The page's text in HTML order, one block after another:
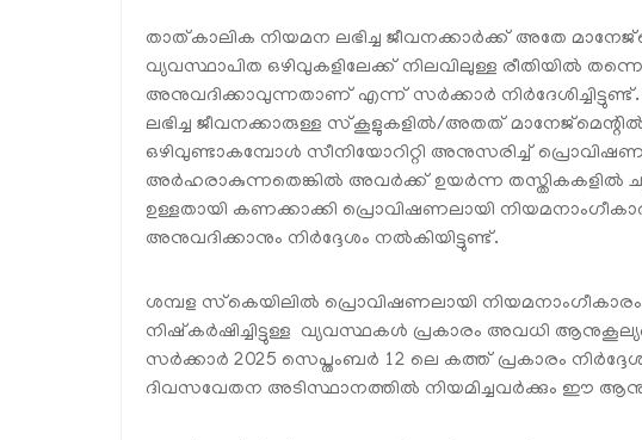
താത്കാലിക നിയമന ലഭിച്ച ജീവനക്കാർക്ക് അതേ
വ്യവസ്ഥാപിത ഒഴിവുകളിലേക്ക് നിലവിലുള്ള രീതിയിൽ
അനുവദിക്കാവുന്നതാണ് എന്ന് സർക്കാർ
ലഭിച്ച ജീവനക്കാരുള്ള സ്‌കൂളുകളിൽ/അതത്
ഒഴിവുണ്ടാകമ്പോൾ സീനിയോറിറ്റി അനുസരിച്ച്
അർഹരാകുന്നതെങ്കിൽ അവർക്ക് ഉയർന്ന തസ്തികകളിൽ
ഉള്ളതായി കണക്കാക്കി പ്രൊവിഷണലായി
അനുവദിക്കാനും നിർദ്ദേശം നൽകിയിട്ടുണ്ട്.
ശമ്പള സ്‌കെയിലിൽ പ്രൊവിഷണലായി
നിഷ്‌കർഷിച്ചിട്ടുള്ള വ്യവസ്ഥകൾ പ്രകാരം അവധി
സർക്കാർ 2025 സെപ്തംബർ 12 ലെ കത്ത് പ്രകാരം
ദിവസവേതന അടിസ്ഥാനത്തിൽ നിയമിച്ചവർക്കും ഈ